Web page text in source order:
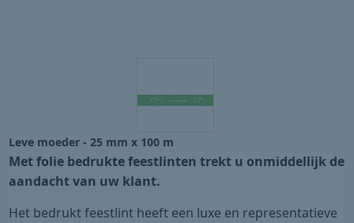
Leve moeder - 25 mm x 100 m
Met folie bedrukte feestlinten trekt u onmiddellijk de
aandacht van uw klant.
Het bedrukt feestlint heeft een luxe en representatieve